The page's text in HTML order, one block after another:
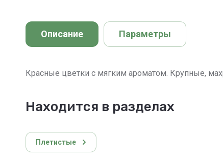
Описание Параметры
Красные цветки с мягким ароматом. Крупные,
Находится в разделах
Плетистые